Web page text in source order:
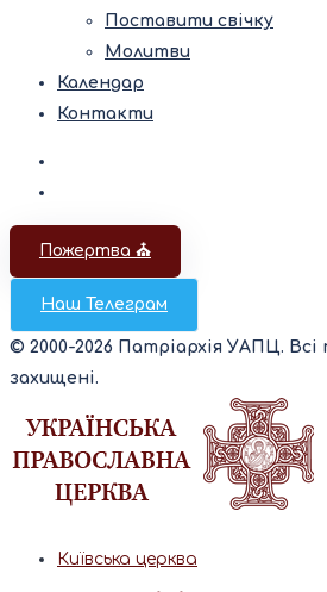
Поставити свічку
Молитви
Календар
Контакти
Пожертва ⛪️
Наш Телеграм
© 2000-2026 Патріархія УАПЦ. Всі
захищені.
Київська церква